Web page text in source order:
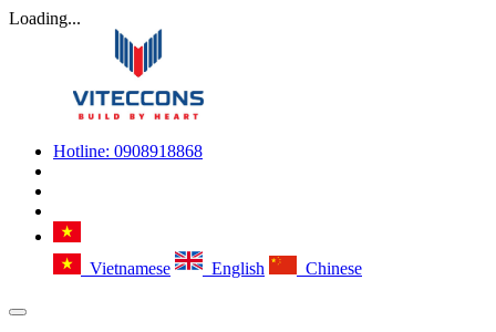
Loading...
Hotline: 0908918868
Vietnamese English Chinese